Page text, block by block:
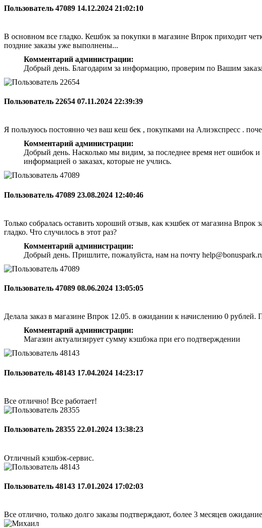
Пользователь 47089 14.12.2024 21:02:10
В основном все гладко. Кешбэк за покупки в магазине Впрок приходит
поздние заказы уже выполнены...
Комментарий администрации:
Добрый день. Благодарим за информацию, проверим по Вашим
Пользователь 22654 07.11.2024 22:39:39
Я пользуюсь постоянно чез ваш кеш бек , покупками на Алиэкспресс .
Комментарий администрации:
Добрый день. Насколько мы видим, за последнее время нет ошибок
информацией о заказах, которые не учлись.
Пользователь 47089 23.08.2024 12:40:46
Только собралась оставить хороший отзыв, как кэшбек от магазина
гладко. Что случилось в этот раз?
Комментарий администрации:
Добрый день. Пришлите, пожалуйста, нам на почту
Пользователь 47089 08.06.2024 13:05:05
Делала заказ в магазине Впрок 12.05. в ожидании к начислению 0 рублей.
Комментарий администрации:
Магазин актуализирует сумму кэшбэка при его подтверждении
Пользователь 48143 17.04.2024 14:23:17
Все отлично! Все работает!
Пользователь 28355 22.01.2024 13:38:23
Отличный кэшбэк-сервис.
Пользователь 48143 17.01.2024 17:02:03
Все отлично, только долго заказы подтверждают, более 3 месяцев ожидание